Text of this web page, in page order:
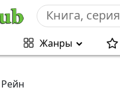
Жанры